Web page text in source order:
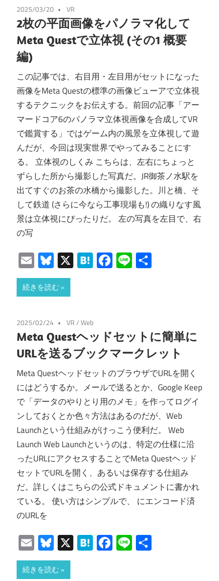
2025/03/20 VR
2枚の平面画像をパノラマ化して
Meta Questで立体視 (その1 概要
編)
この記事では、右目用・左目用がセットになった
画像をMeta Questの標準の画像ビューアで立体視
するテクニックをお伝えする。前回の記事「アー
マードコア6のパノラマ立体視画像を合成してVR
で鑑賞する」ではゲーム内の風景を立体視して遊
んだが、今回は現実世界でやってみることにす
る。 立体視のしくみ こちらは、左右にちょっと
ずらした所から撮影した写真だ。JR御茶ノ水駅を
出てすぐのお茶の水橋から撮影した。川と橋、そ
して鉄道 (さらに今なら工事現場も!) の織りなす風
景は立体視にぴったりだ。 左の写真を左目で、右
の写
EmailBluesky
X Hatena
Facebook
Line
続きを読む
2025/02/24 VR/Web
Meta Questヘッドセットに簡単に
URLを送るブックマークレット
Meta QuestヘッドセットのブラウザでURLを開く
にはどうするか。メールで送るとか、Google Keep
で「データのやりとり用のメモ」を作ってログイ
ンしておくとか色々方法はあるのだが、Web
Launchという仕組みがけっこう便利だ。 Web
Launch Web Launchというのは、特定の仕様に沿
ったURLにアクセスすることでMeta Questヘッド
セットでURLを開く、あるいは保存する仕組み
だ。詳しくはこちらの公式ドキュメントに書かれ
ている。 使い方はシンプルで、 にエンコード済
のURLを
EmailBluesky
X Hatena
Facebook
Line
続きを読む